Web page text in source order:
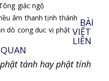
giác ngộ
âm thanh tịnh thánh
dò cong duc vị phật
BÀI
VIẾT
LIÊN
QUAN
tánh hay phật tính